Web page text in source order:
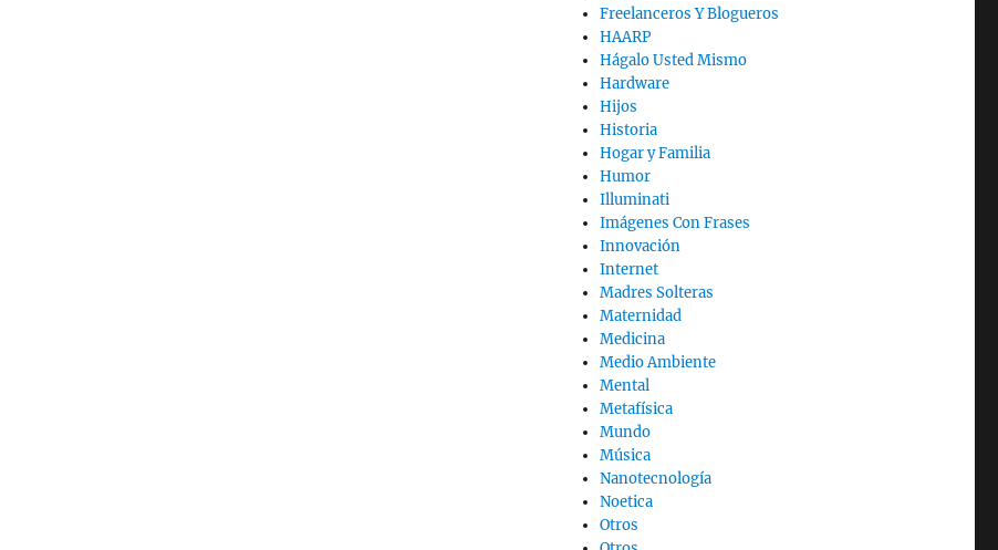
Freelanceros Y Blogueros
HAARP
Hágalo Usted Mismo
Hardware
Hijos
Historia
Hogar y Familia
Humor
Illuminati
Imágenes Con Frases
Innovación
Internet
Madres Solteras
Maternidad
Medicina
Medio Ambiente
Mental
Metafísica
Mundo
Música
Nanotecnología
Noetica
Otros